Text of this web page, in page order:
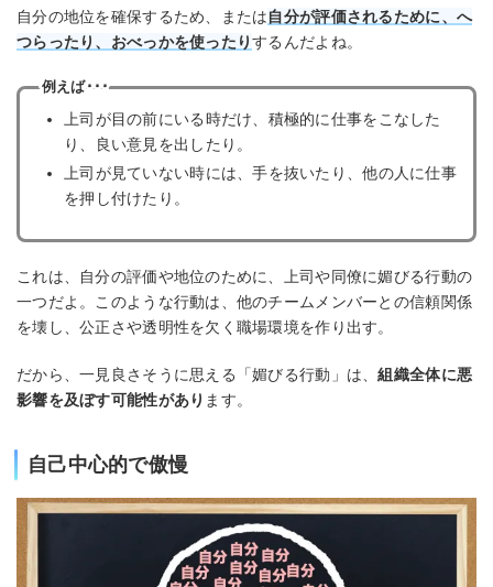
自分の地位を確保するため、または自分が評価されるために、へ
つらったり、おべっかを使ったりするんだよね。
例えば･･･
上司が目の前にいる時だけ、積極的に仕事をこなした
り、良い意見を出したり。
上司が見ていない時には、手を抜いたり、他の人に仕事
を押し付けたり。
これは、自分の評価や地位のために、上司や同僚に媚びる行動の
一つだよ。このような行動は、他のチームメンバーとの信頼関係
を壊し、公正さや透明性を欠く職場環境を作り出す。
だから、一見良さそうに思える「媚びる行動」は、組織全体に悪
影響を及ぼす可能性があり ます。
自己中心的で傲慢